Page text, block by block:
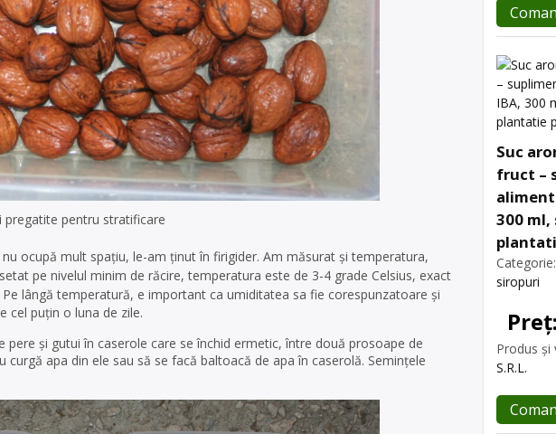
pregatite pentru stratificare
ocupă mult spațiu, le-am ținut în firigider. Am măsurat și temperatura,
pe nivelul minim de răcire, temperatura este de 3-4 grade Celsius, exact
Pe lângă temperatură, e important ca umiditatea sa fie corespunzatoare și
cel puțin o luna de zile.
și gutui în caserole care se închid ermetic, între două prosoape de
apa din ele sau să se facă baltoacă de apa în caserolă. Semințele
Suc
fruct –
300
Categorie:
siropuri
Produs și
S.R.L.